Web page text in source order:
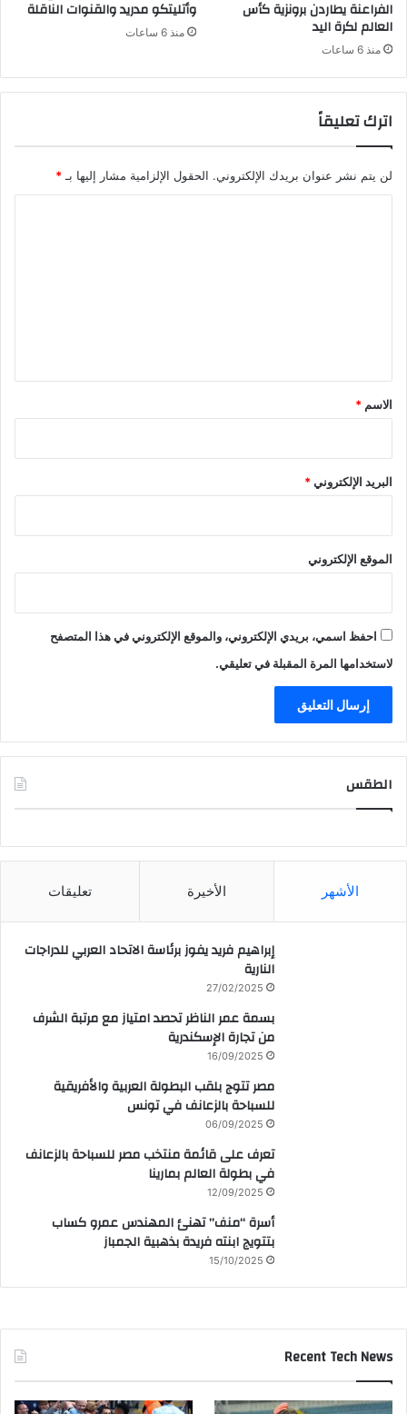
الفراعنة يطاردن برونزية كأس
العالم لكرة اليد
منذ 6 ساعات
وأتليتكو مدريد والقنوات الناقلة
منذ 6 ساعات
اترك تعليقاً
لن يتم نشر عنوان بريدك الإلكتروني. الحقول الإلزامية مشار إليها بـ *
*
الاسم *
البريد الإلكتروني*
الموقع الإلكتروني
احفظ اسمي، بريدي الإلكتروني، والموقع الإلكتروني في هذا المتصفح
لاستخدامها المرة المقبلة في تعليقي.
الطقس
الأشهر الأخيرة تعليقات
إبراهيم فريد يفوز برئاسة الاتحاد العربي للدراجات
النارية
27/02/2025
بسمة عمر الناظر تحصد امتياز مع مرتبة الشرف
من تجارة الإسكندرية
16/09/2025
مصر تتوج بلقب البطولة العربية والأفريقية
للسباحة بالزعانف في تونس
06/09/2025
تعرف على قائمة منتخب مصر للسباحة بالزعانف
في بطولة العالم بمارينا
12/09/2025
أسرة “منف” تهنئ المهندس عمرو كساب
بتتويج ابنته فريدة بذهبية الجمباز
15/10/2025
Recent Tech News